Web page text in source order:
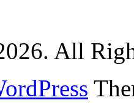
All